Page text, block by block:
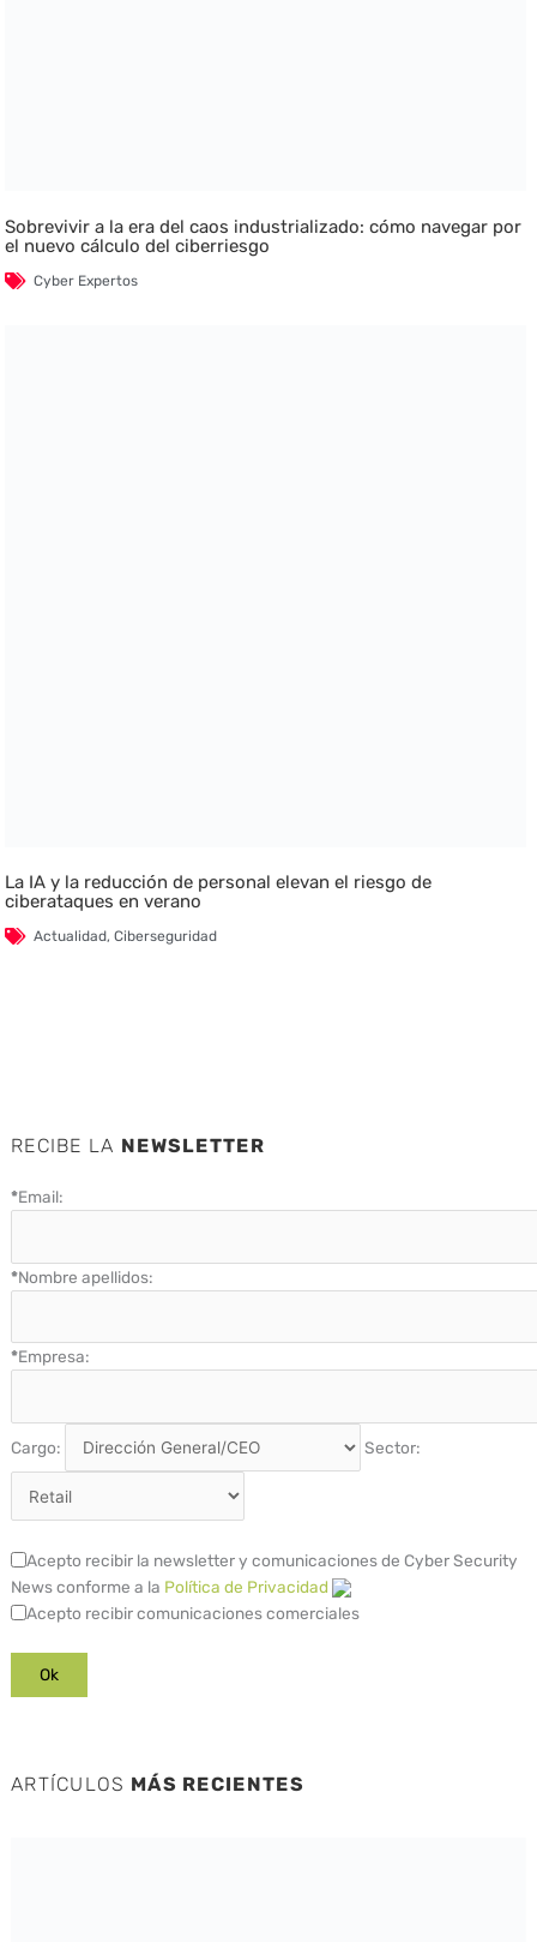
Sobrevivir a la era del caos industrializado: cómo navegar por
el nuevo cálculo del ciberriesgo
Cyber Expertos
La IA y la reducción de personal elevan el riesgo de
ciberataques en verano
Actualidad,Ciberseguridad
RECIBE LA NEWSLETTER
*Email:
*Nombre apellidos:
*Empresa:
Cargo: Sector:
Acepto recibir la newsletter y comunicaciones de Cyber Security
News conforme a la Política de Privacidad
Acepto recibir comunicaciones comerciales
ARTÍCULOS MÁS RECIENTES